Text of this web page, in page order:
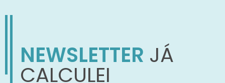
NEWSLETTER JÁ
CALCULEI